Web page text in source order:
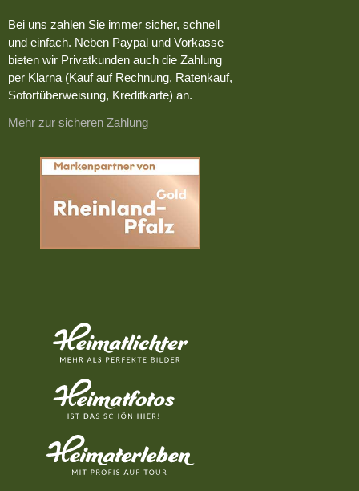
Bei uns zahlen Sie immer sicher, schnell
und einfach. Neben Paypal und Vorkasse
bieten wir Privatkunden auch die Zahlung
per Klarna (Kauf auf Rechnung, Ratenkauf,
Sofortüberweisung, Kreditkarte) an.
Mehr zur sicheren Zahlung